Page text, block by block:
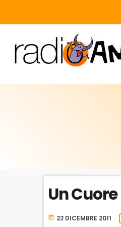
Un
today 22 DICEMBRE 2011